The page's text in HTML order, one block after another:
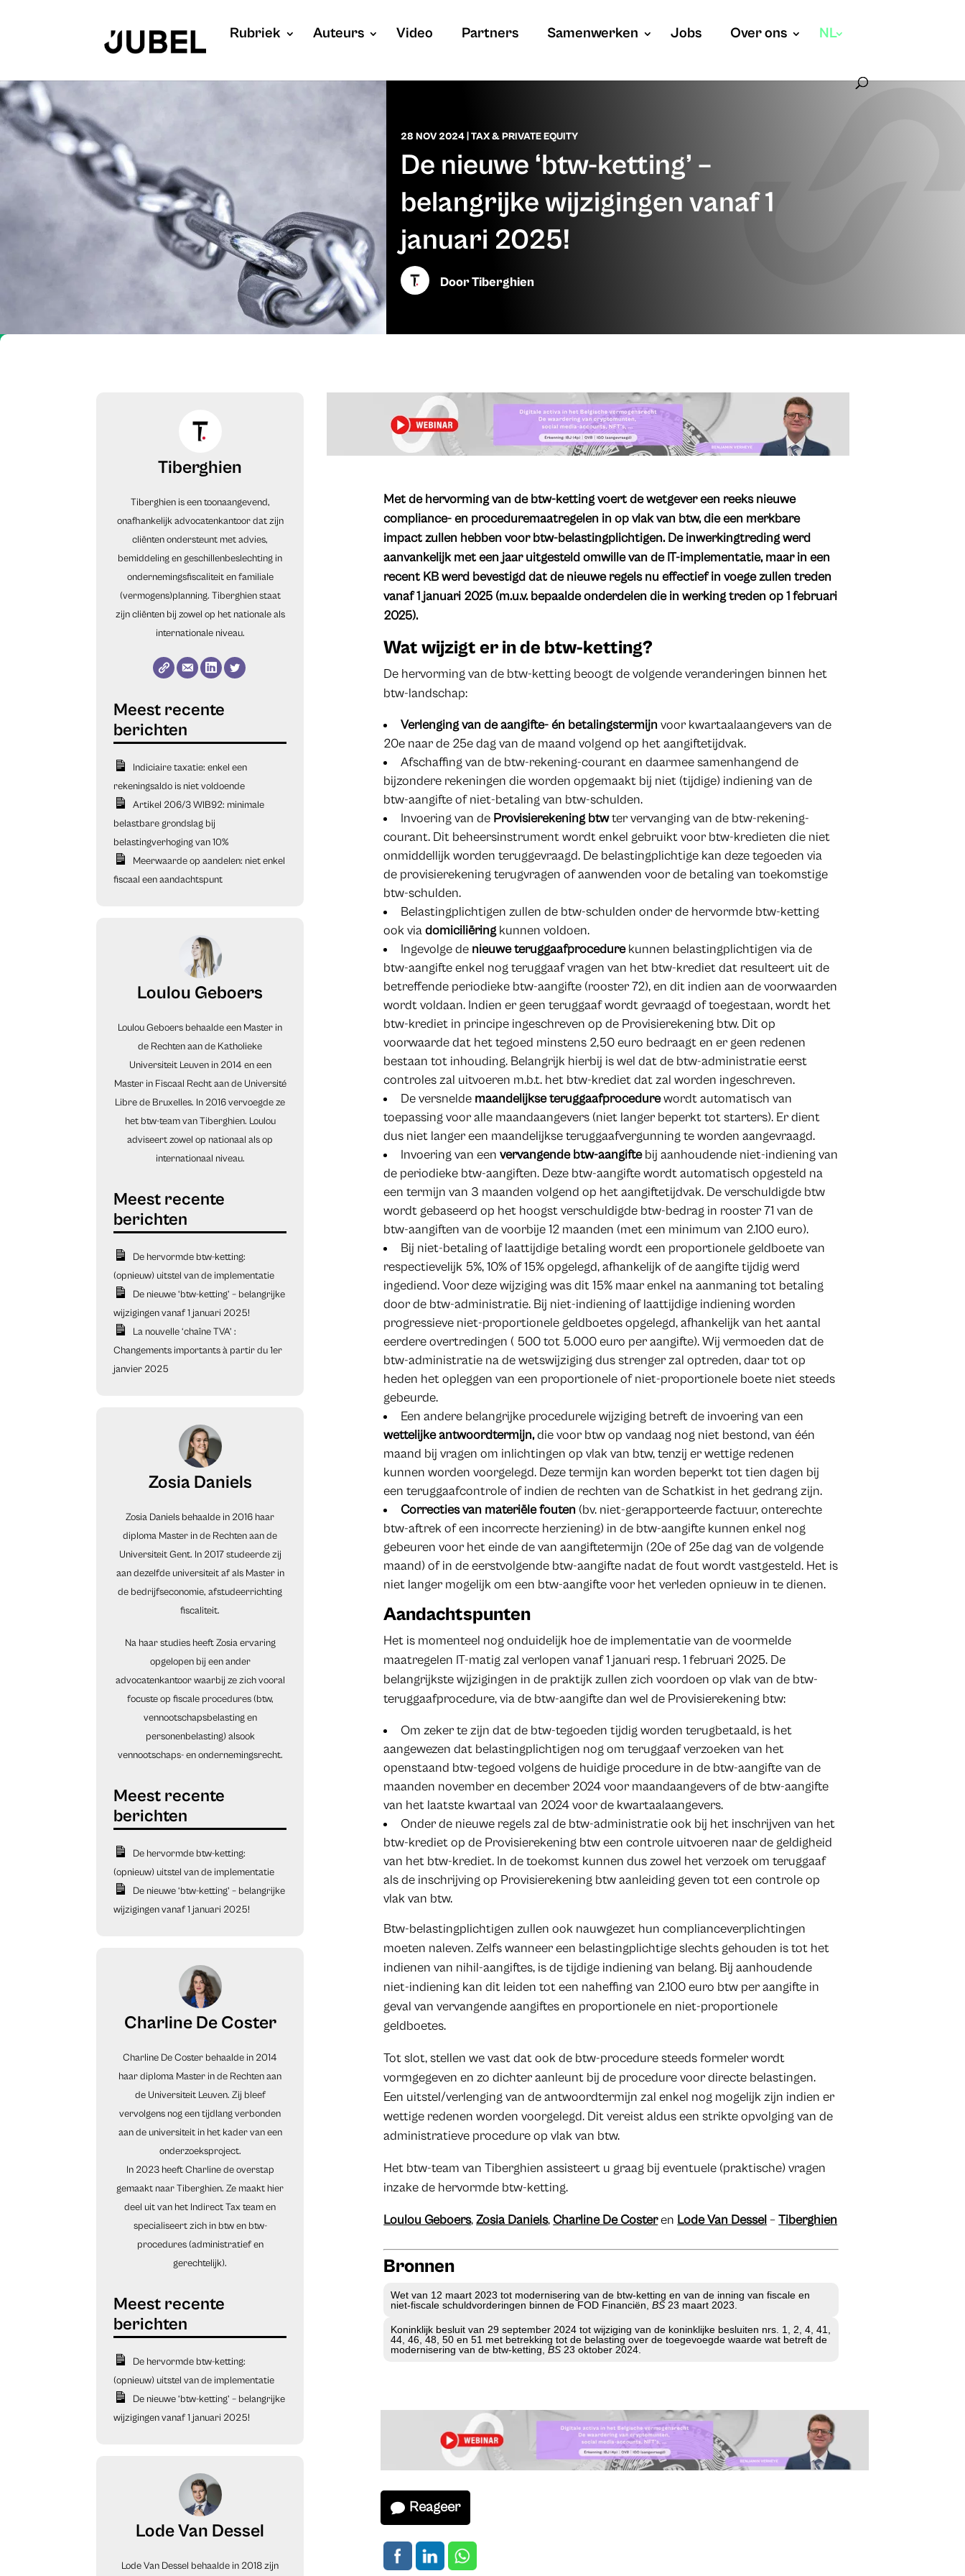
Rubriek Auteurs Video Partners Samenwerken Jobs Over ons NL
28 NOV 2024| TAX & PRIVATE EQUITY
De nieuwe ‘btw-ketting’ –
belangrijke wijzigingen vanaf 1
januari 2025!
DoorTiberghien
Tiberghien
Tiberghien is een toonaangevend,
onafhankelijk advocatenkantoor dat zijn
cliënten ondersteunt met advies,
bemiddeling en geschillenbeslechting in
ondernemingsfiscaliteit en familiale
(vermogens)planning. Tiberghien staat
zijn cliënten bij zowel op het nationale als
internationale niveau.
Indiciaire taxatie: enkel een
rekeningsaldo is niet voldoende
Artikel 206/3 WIB92: minimale
belastbare grondslag bij
belastingverhoging van 10%
Meerwaarde op aandelen: niet enkel
fiscaal een aandachtspunt
Loulou Geboers
Loulou Geboers behaalde een Master in
de Rechten aan de Katholieke
Universiteit Leuven in 2014 en een
Master in Fiscaal Recht aan de Université
Libre de Bruxelles. In 2016 vervoegde ze
het btw-team van Tiberghien. Loulou
adviseert zowel op nationaal als op
internationaal niveau.
De hervormde btw-ketting:
(opnieuw) uitstel van de implementatie
De nieuwe ‘btw-ketting’ – belangrijke
wijzigingen vanaf 1 januari 2025!
La nouvelle ‘chaîne TVA’ :
Changements importants à partir du 1er
janvier 2025
Zosia Daniels
Zosia Daniels behaalde in 2016 haar
diploma Master in de Rechten aan de
Universiteit Gent. In 2017 studeerde zij
aan dezelfde universiteit af als Master in
de bedrijfseconomie, afstudeerrichting
fiscaliteit.
Na haar studies heeft Zosia ervaring
opgelopen bij een ander
advocatenkantoor waarbij ze zich vooral
focuste op fiscale procedures (btw,
vennootschapsbelasting en
personenbelasting) alsook
vennootschaps- en ondernemingsrecht.
De hervormde btw-ketting:
(opnieuw) uitstel van de implementatie
De nieuwe ‘btw-ketting’ – belangrijke
wijzigingen vanaf 1 januari 2025!
Charline De Coster
Charline De Coster behaalde in 2014
haar diploma Master in de Rechten aan
de Universiteit Leuven. Zij bleef
vervolgens nog een tijdlang verbonden
aan de universiteit in het kader van een
onderzoeksproject.
In 2023 heeft Charline de overstap
gemaakt naar Tiberghien. Ze maakt hier
deel uit van het Indirect Tax team en
specialiseert zich in btw en btw-
procedures (administratief en
gerechtelijk).
De hervormde btw-ketting:
(opnieuw) uitstel van de implementatie
De nieuwe ‘btw-ketting’ – belangrijke
wijzigingen vanaf 1 januari 2025!
Lode Van Dessel
Lode Van Dessel behaalde in 2018 zijn
Met de hervorming van de btw-ketting voert de wetgever een reeks nieuwe
compliance- en proceduremaatregelen in op vlak van btw, die een merkbare
impact zullen hebben voor btw-belastingplichtigen. De inwerkingtreding werd
aanvankelijk met een jaar uitgesteld omwille van de IT-implementatie, maar in een
recent KB werd bevestigd dat de nieuwe regels nu effectief in voege zullen treden
vanaf 1 januari 2025 (m.u.v. bepaalde onderdelen die in werking treden op 1 februari
2025).
Wat wijzigt er in de btw-ketting?
De hervorming van de btw-ketting beoogt de volgende veranderingen binnen het
btw-landschap:
Verlenging van de aangifte- én betalingstermijn voor kwartaalaangevers van de
20e naar de 25e dag van de maand volgend op het aangiftetijdvak.
Afschaffing van de btw-rekening-courant en daarmee samenhangend de
bijzondere rekeningen die worden opgemaakt bij niet (tijdige) indiening van de
btw-aangifte of niet-betaling van btw-schulden.
Invoering van de Provisierekening btwter vervanging van de btw-rekening-
courant. Dit beheersinstrument wordt enkel gebruikt voor btw-kredieten die niet
onmiddellijk worden teruggevraagd. De belastingplichtige kan deze tegoeden via
de provisierekening terugvragen of aanwenden voor de betaling van toekomstige
btw-schulden.
Belastingplichtigen zullen de btw-schulden onder de hervormde btw-ketting
ook viadomiciliëringkunnen voldoen.
Ingevolge de nieuwe teruggaafprocedurekunnen belastingplichtigen via de
btw-aangifte enkel nog teruggaaf vragen van het btw-krediet dat resulteert uit de
betreffende periodieke btw-aangifte (rooster 72), en dit indien aan de voorwaarden
wordt voldaan. Indien er geen teruggaaf wordt gevraagd of toegestaan, wordt het
btw-krediet in principe ingeschreven op de Provisierekening btw. Dit op
voorwaarde dat het tegoed minstens 2,50 euro bedraagt en er geen redenen
bestaan tot inhouding. Belangrijk hierbij is wel dat de btw-administratie eerst
controles zal uitvoeren m.b.t. het btw-krediet dat zal worden ingeschreven.
De versnelde maandelijkse teruggaafprocedurewordt automatisch van
toepassing voor alle maandaangevers (niet langer beperkt tot starters). Er dient
dus niet langer een maandelijkse teruggaafvergunning te worden aangevraagd.
Invoering van eenvervangende btw-aangiftebij aanhoudende niet-indiening van
de periodieke btw-aangiften. Deze btw-aangifte wordt automatisch opgesteld na
een termijn van 3 maanden volgend op het aangiftetijdvak. De verschuldigde btw
wordt gebaseerd op het hoogst verschuldigde btw-bedrag in rooster 71 van de
btw-aangiften van de voorbije 12 maanden (met een minimum van 2.100 euro).
Bij niet-betaling of laattijdige betaling wordt een proportionele geldboete van
respectievelijk 5%, 10% of 15% opgelegd, afhankelijk of de aangifte tijdig werd
ingediend. Voor deze wijziging was dit 15% maar enkel na aanmaning tot betaling
door de btw-administratie. Bij niet-indiening of laattijdige indiening worden
progressieve niet-proportionele geldboetes opgelegd, afhankelijk van het aantal
eerdere overtredingen ( 500 tot 5.000 euro per aangifte). Wij vermoeden dat de
btw-administratie na de wetswijziging dus strenger zal optreden, daar tot op
heden het opleggen van een proportionele of niet-proportionele boete niet steeds
gebeurde.
Een andere belangrijke procedurele wijziging betreft de invoering van een
wettelijke antwoordtermijn,die voor btw op vandaag nog niet bestond, van één
maand bij vragen om inlichtingen op vlak van btw, tenzij er wettige redenen
kunnen worden voorgelegd. Deze termijn kan worden beperkt tot tien dagen bij
een teruggaafcontrole of indien de rechten van de Schatkist in het gedrang zijn.
Correcties van materiële fouten (bv. niet-gerapporteerde factuur, onterechte
btw-aftrek of een incorrecte herziening) in de btw-aangifte kunnen enkel nog
gebeuren voor het einde de van aangiftetermijn (20e of 25e dag van de volgende
maand) of in de eerstvolgende btw-aangifte nadat de fout wordt vastgesteld. Het is
niet langer mogelijk om een btw-aangifte voor het verleden opnieuw in te dienen.
Aandachtspunten
Het is momenteel nog onduidelijk hoe de implementatie van de voormelde
maatregelen IT-matig zal verlopen vanaf 1 januari resp. 1 februari 2025. De
belangrijkste wijzigingen in de praktijk zullen zich voordoen op vlak van de btw-
teruggaafprocedure, via de btw-aangifte dan wel de Provisierekening btw:
Om zeker te zijn dat de btw-tegoeden tijdig worden terugbetaald, is het
aangewezen dat belastingplichtigen nog om teruggaaf verzoeken van het
openstaand btw-tegoed volgens de huidige procedure in de btw-aangifte van de
maanden november en december 2024 voor maandaangevers of de btw-aangifte
van het laatste kwartaal van 2024 voor de kwartaalaangevers.
Onder de nieuwe regels zal de btw-administratie ook bij het inschrijven van het
btw-krediet op de Provisierekening btw een controle uitvoeren naar de geldigheid
van het btw-krediet. In de toekomst kunnen dus zowel het verzoek om teruggaaf
als de inschrijving op Provisierekening btw aanleiding geven tot een controle op
vlak van btw.
Btw-belastingplichtigen zullen ook nauwgezet hun complianceverplichtingen
moeten naleven. Zelfs wanneer een belastingplichtige slechts gehouden is tot het
indienen van nihil-aangiftes, is de tijdige indiening van belang. Bij aanhoudende
niet-indiening kan dit leiden tot een naheffing van 2.100 euro btw per aangifte in
geval van vervangende aangiftes en proportionele en niet-proportionele
geldboetes.
Tot slot, stellen we vast dat ook de btw-procedure steeds formeler wordt
vormgegeven en zo dichter aanleunt bij de procedure voor directe belastingen.
Een uitstel/verlenging van de antwoordtermijn zal enkel nog mogelijk zijn indien er
wettige redenen worden voorgelegd. Dit vereist aldus een strikte opvolging van de
administratieve procedure op vlak van btw.
Het btw-team van Tiberghien assisteert u graag bij eventuele (praktische) vragen
inzake de hervormde btw-ketting.
Loulou Geboers,Zosia Daniels, Charline De Costeren Lode Van Dessel–Tiberghien
Bronnen
Wet van 12 maart 2023 tot modernisering van de btw-ketting en van de inning van fiscale en
niet-fiscale schuldvorderingen binnen de FOD Financiën,BS 23 maart 2023.
Koninklijk besluit van 29 september 2024 tot wijziging van de koninklijke besluiten nrs. 1, 2, 4, 41,
44, 46, 48, 50 en 51 met betrekking tot de belasting over de toegevoegde waarde wat betreft de
modernisering van de btw-ketting,BS 23 oktober 2024.
Reageer